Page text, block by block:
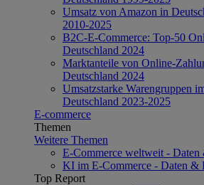
Umsatz von Amazon in
2010-2025
B2C-E-Commerce: Top-50
Deutschland 2024
Marktanteile von Online-
Deutschland 2024
Umsatzstarke Warengruppen
Deutschland 2023-2025
E-commerce
Themen
Weitere Themen
E-Commerce weltweit - Daten
KI im E-Commerce - Daten &
Top Report